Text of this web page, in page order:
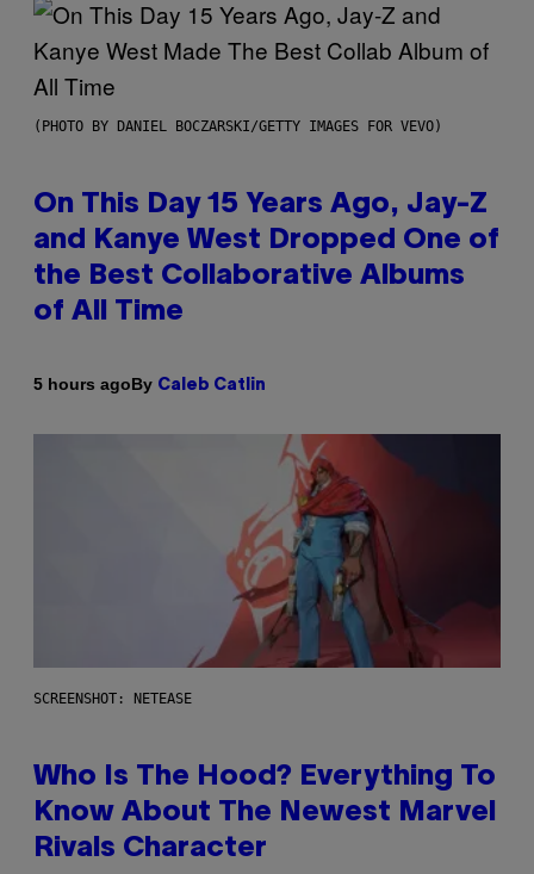
(PHOTO BY DANIEL BOCZARSKI/GETTY IMAGES FOR VEVO)
On This Day 15 Years Ago, Jay-Z
and Kanye West Dropped One of
the Best Collaborative Albums
of All Time
5 hours agoBy Caleb Catlin
SCREENSHOT: NETEASE
Who Is The Hood? Everything To
Know About The Newest Marvel
Rivals Character